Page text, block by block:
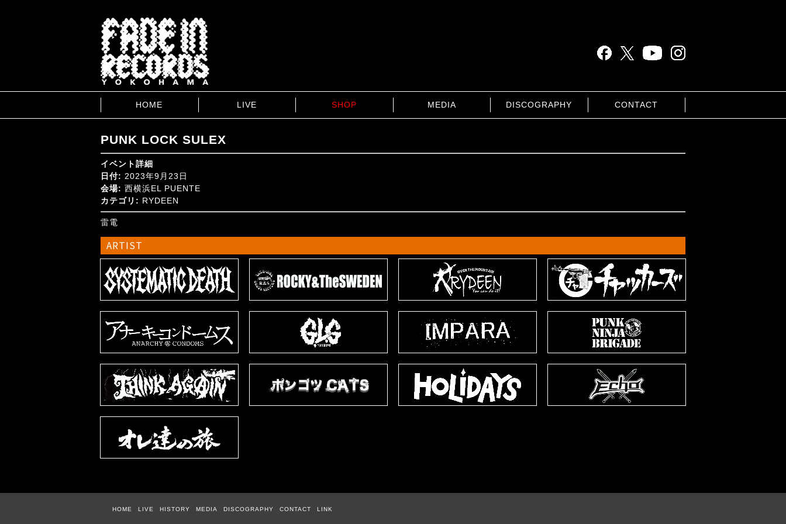
HOME LIVE SHOP MEDIA DISCOGRAPHY CONTACT
PUNK LOCK SULEX
イベント詳細
日付: 2023年9月23日
会場: 西横浜EL PUENTE
カテゴリ: RYDEEN
雷電
ARTIST
HOME LIVE HISTORY MEDIA DISCOGRAPHY CONTACT LINK